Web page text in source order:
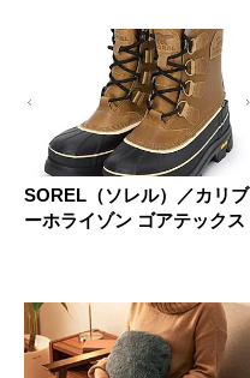
SOREL（ソレル）／カリブ
ーホライゾン ゴアテックス